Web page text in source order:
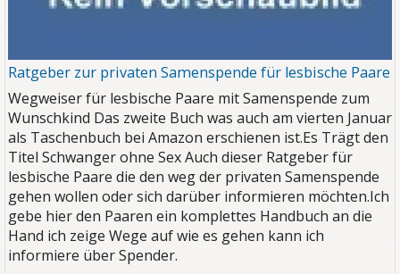
Ratgeber zur privaten Samenspende für lesbische Paare
Wegweiser für lesbische Paare mit Samenspende zum
Wunschkind Das zweite Buch was auch am vierten Januar
als Taschenbuch bei Amazon erschienen ist.Es Trägt den
Titel Schwanger ohne SexAuch dieser Ratgeber für
lesbische Paare die den weg der privaten Samenspende
gehen wollen oder sich darüber informieren möchten.Ich
gebe hier den Paaren ein komplettes Handbuch an die
Hand ich zeige Wege auf wie es gehen kann ich
informiere über Spender.